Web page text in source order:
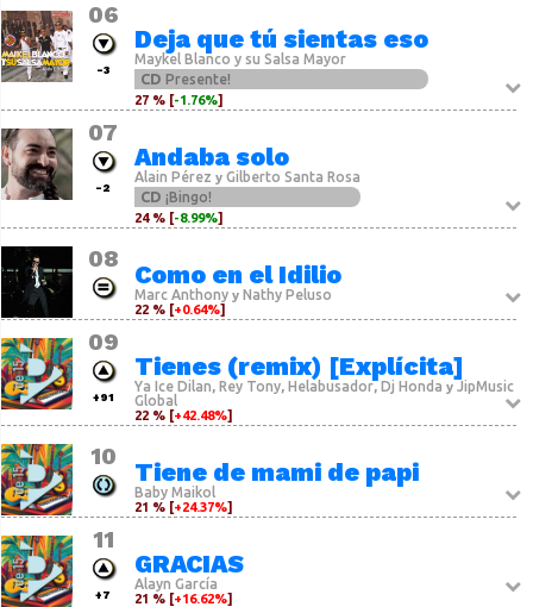
06
-3
Deja que tú sientas eso
Maykel Blanco y su Salsa Mayor
CD Presente!
27 % [-1.76%]
07
-2
Andaba solo
Alain Pérez y Gilberto Santa Rosa
CD ¡Bingo!
24 % [-8.99%]
08
Como en el Idilio
Marc Anthonyy Nathy Peluso
22 % [+0.64%]
09
+91
Tienes (remix) [Explícita]
Ya Ice Dilan, Rey Tony, Helabusador, Dj Honda y JipMusic
Global
22 % [+42.48%]
10
Tiene de mami de papi
Baby Maikol
21 % [+24.37%]
11
+7
GRACIAS
Alayn García
21 % [+16.62%]